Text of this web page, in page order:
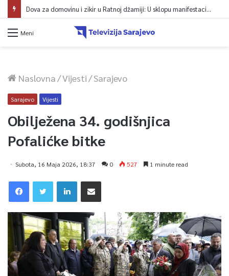
Dova za domovinu i zikir u Ratnoj džamiji: U sklopu manifestacije „Odbrana BiH – Igman 2026“ odana počast herojima
Meni
Naslovna/Vijesti/Sarajevo
Sarajevo Vijesti
Obilježena 34. godišnjica
Pofalićke bitke
Subota, 16 Maja 2026, 18:37 0 527 1 minute read